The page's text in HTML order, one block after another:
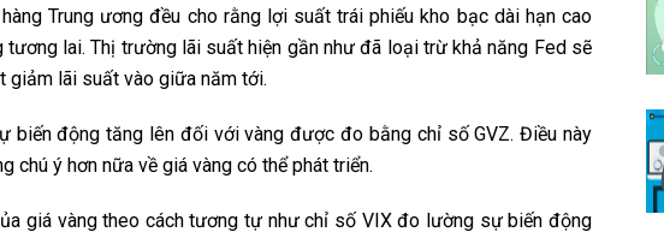
Trung ương đều cho rằng lợi suất trái phiếu kho bạc dài hạn cao
tương lai. Thị trường lãi suất hiện gần như đã loại trừ khả năng Fed sẽ
giảm lãi suất vào giữa năm tới.
biến động tăng lên đối với vàng được đo bằng chỉ số GVZ. Điều này
chú ý hơn nữa về giá vàng có thể phát triển.
giá vàng theo cách tương tự như chỉ số VIX đo lường sự biến động